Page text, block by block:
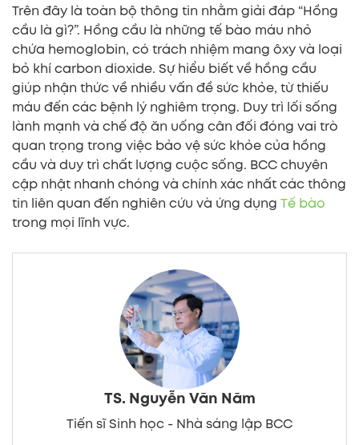
Trên đây là toàn bộ thông tin nhằm giải đáp “Hồng
cầu là gì?”. Hồng cầu là những tế bào máu nhỏ
chứa hemoglobin, có trách nhiệm mang ôxy và loại
bỏ khí carbon dioxide. Sự hiểu biết về hồng cầu
giúp nhận thức về nhiều vấn đề sức khỏe, từ thiếu
máu đến các bệnh lý nghiêm trọng. Duy trì lối sống
lành mạnh và chế độ ăn uống cân đối đóng vai trò
quan trọng trong việc bảo vệ sức khỏe của hồng
cầu và duy trì chất lượng cuộc sống. BCC chuyên
cập nhật nhanh chóng và chính xác nhất các thông
tin liên quan đến nghiên cứu và ứng dụng Tế bào
trong mọi lĩnh vực.
TS. Nguyễn Văn Năm
Tiến sĩ Sinh học - Nhà sáng lập BCC